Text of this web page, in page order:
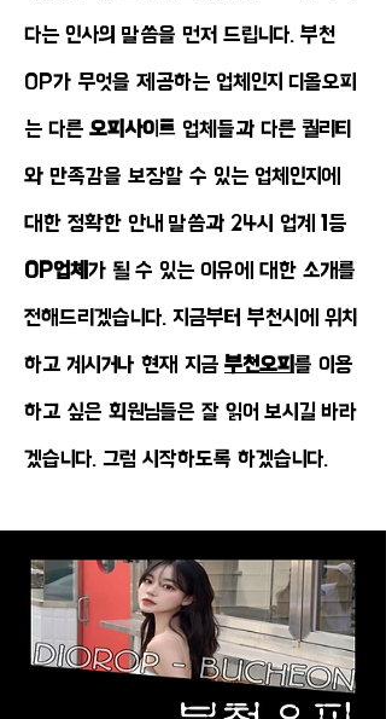
다는 인사의 말씀을 먼저 드립니다. 부천
OP가 무엇을 제공하는 업체인지 디올오피
는 다른 오피사이트 업체들과 다른 퀄리티
와 만족감을 보장할 수 있는 업체인지에
대한 정확한 안내 말씀과 24시 업계 1등
OP업체 가 될 수 있는 이유에 대한 소개를
전해드리겠습니다. 지금부터 부천시에 위치
하고 계시거나 현재 지금 부천오피 를 이용
하고 싶은 회원님들은 잘 읽어 보시길 바라
겠습니다. 그럼 시작하도록 하겠습니다.